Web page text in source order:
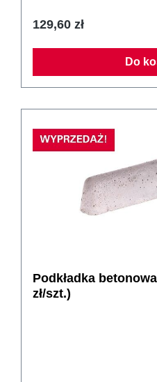
129,60 zł
Do
Podkładka betonowa
zł/szt.)